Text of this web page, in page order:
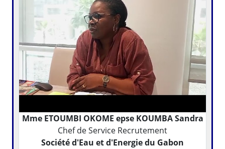
Mme ETOUMBI OKOME epse KOUMBA Sandra
Chef de Service Recrutement
Société d'Eau et d'Energie du Gabon